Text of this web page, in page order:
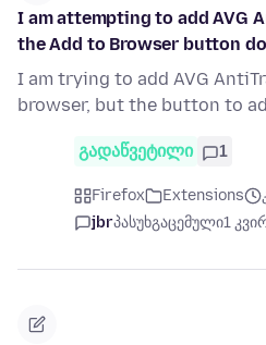
I am attempting to add AVG
the Add to Browser button
I am trying to add AVG
browser, but the button to
გადაწვეტილი 1
Firefox Extensions
jbrპასუხგაცემული1